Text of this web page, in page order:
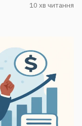
10 хв читання